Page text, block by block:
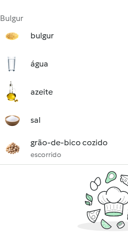
Bulgur
bulgur
água
azeite
sal
grão-de-bico cozido
escorrido